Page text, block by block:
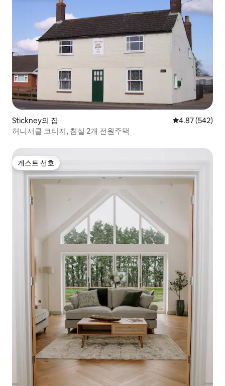
Stickney의 집 평점 4.87점(5
4.87 (542)
허니서클 코티지, 침실 2개 전원주택
게스트 선호
게스트 선호